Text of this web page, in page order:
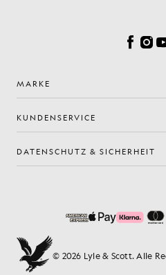
MARKE
KUNDENSERVICE
DATENSCHUTZ & SICHERHEIT
© 2026 Lyle & Scott. Alle